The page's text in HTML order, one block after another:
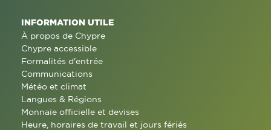
INFORMATION UTILE
À propos de Chypre
Chypre accessible
Formalités d'entrée
Communications
Météo et climat
Langues & Régions
Monnaie officielle et devises
Heure, horaires de travail et jours fériés